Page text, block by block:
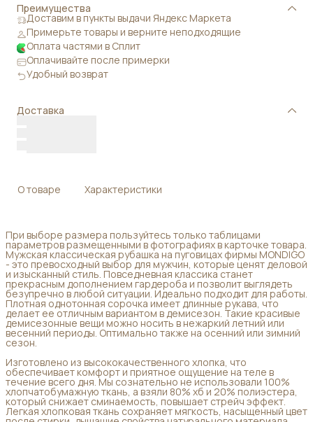
Преимущества
Доставим в пункты выдачи Яндекс Маркета
Примерьте товары и верните неподходящие
Оплата частями в Сплит
Оплачивайте после примерки
Удобный возврат
Доставка
О товаре Характеристики
При выборе размера пользуйтесь только таблицами
параметров размещенными в фотографиях в карточке товара.
Мужская классическая рубашка на пуговицах фирмы MONDIGO
- это превосходный выбор для мужчин, которые ценят деловой
и изысканный стиль. Повседневная классика станет
прекрасным дополнением гардероба и позволит выглядеть
безупречно в любой ситуации. Идеально подходит для работы.
Плотная однотонная сорочка имеет длинные рукава, что
делает ее отличным вариантом в демисезон. Такие красивые
демисезонные вещи можно носить в нежаркий летний или
весенний периоды. Оптимально также на осенний или зимний
сезон.
Изготовлено из высококачественного хлопка, что
обеспечивает комфорт и приятное ощущение на теле в
течение всего дня. Мы сознательно не использовали 100%
хлопчатобумажную ткань, а взяли 80% хб и 20% полиэстера,
который снижает сминаемость, повышает стрейч эффект.
Легкая хлопковая ткань сохраняет мягкость, насыщенный цвет